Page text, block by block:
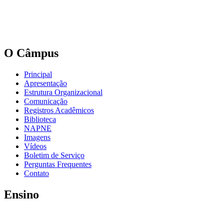
O Câmpus
Principal
Apresentação
Estrutura Organizacional
Comunicação
Registros Acadêmicos
Biblioteca
NAPNE
Imagens
Vídeos
Boletim de Serviço
Perguntas Frequentes
Contato
Ensino